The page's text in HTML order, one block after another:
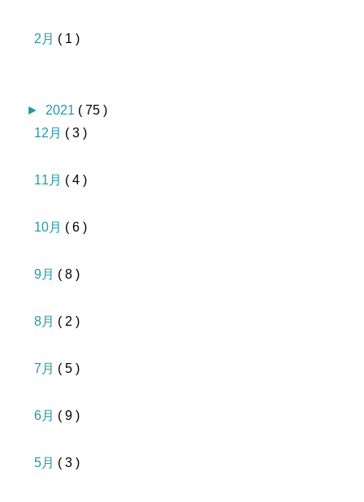
2月 ( 1 )
► 2021 ( 75 )
12月 ( 3 )
11月 ( 4 )
10月 ( 6 )
9月 ( 8 )
8月 ( 2 )
7月 ( 5 )
6月 ( 9 )
5月 ( 3 )